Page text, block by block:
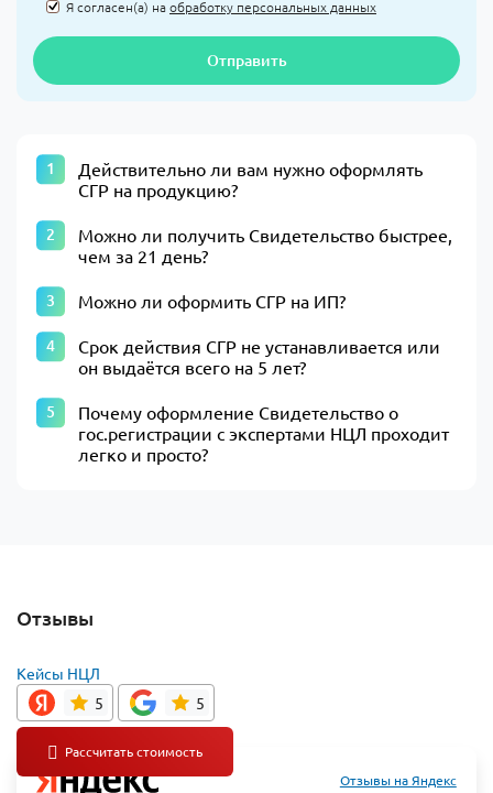
Я согласен(а) наобработку персональных данных
Отправить
Действительно ли вам нужно оформлять
СГР на продукцию?
Можно ли получить Свидетельство быстрее,
чем за 21 день?
Можно ли оформить СГР на ИП?
Срок действия СГР не устанавливается или
он выдаётся всего на 5 лет?
Почему оформление Свидетельство о
гос.регистрации с экспертами НЦЛ проходит
легко и просто?
Отзывы
Кейсы НЦЛ
5
5
Отзывы на Яндекс